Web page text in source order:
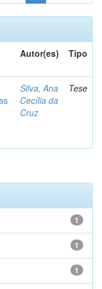
Autor(es) Tipo
Silva, Ana
Cecília da
Cruz
Tese
1
1
1